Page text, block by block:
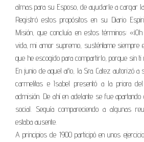
almas para su Esposo, de ayudarle a cargar
Registró estos propósitos en su Diario
Misión, que concluía en estos términos:
vida, mi amor supremo, susténtame siempre
que he escogido para compartirlo, porque sin
En junio de aquel año, la Sra. Catez autorizó
carmelitas e Isabel presentó a la priora
admisión. De ahí en adelante se fue
social. Seguía compareciendo a algunas
estaba ausente.
A principios de 1900 participó en unos